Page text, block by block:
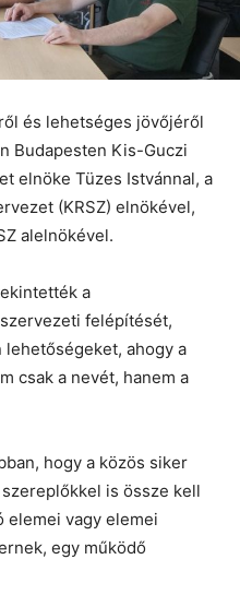
és lehetséges jövőjéről
Budapesten Kis-Guczi
elnöke Tüzes Istvánnal, a
(KRSZ) elnökével,
alelnökével.
a
felépítését,
ahogy a
csak a nevét, hanem a
hogy a közös siker
is össze kell
elemei vagy elemei
egy működő